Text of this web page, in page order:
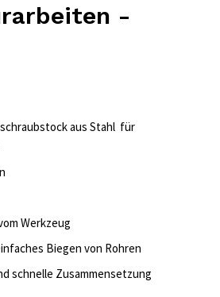
-
aus Stahl für
Werkzeug
Biegen von Rohren
schnelle Zusammensetzung